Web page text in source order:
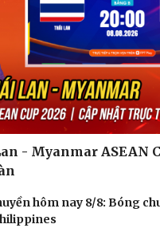
Sành điệu
- Myanmar ASEAN
hôm nay 8/8: Bóng